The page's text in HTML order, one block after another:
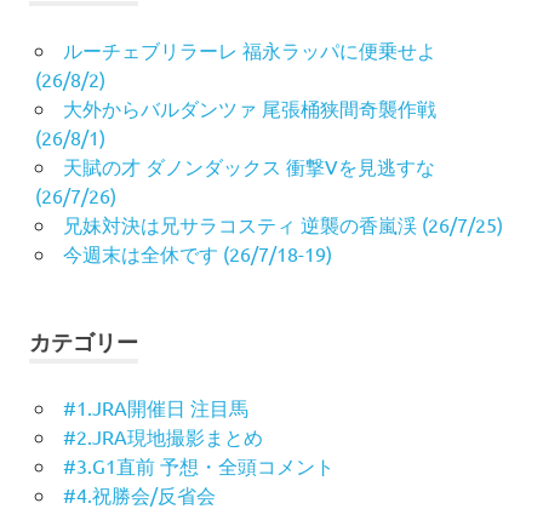
ルーチェブリラーレ 福永ラッパに便乗せよ
(26/8/2)
大外からバルダンツァ 尾張桶狭間奇襲作戦
(26/8/1)
天賦の才 ダノンダックス 衝撃Vを見逃すな
(26/7/26)
兄妹対決は兄サラコスティ 逆襲の香嵐渓 (26/7/25)
今週末は全休です (26/7/18-19)
カテゴリー
#1.JRA開催日 注目馬
#2.JRA現地撮影まとめ
#3.G1直前 予想・全頭コメント
#4.祝勝会/反省会